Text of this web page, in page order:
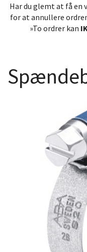
Har du glemt at få en
for at annullere
»To ordrer kan